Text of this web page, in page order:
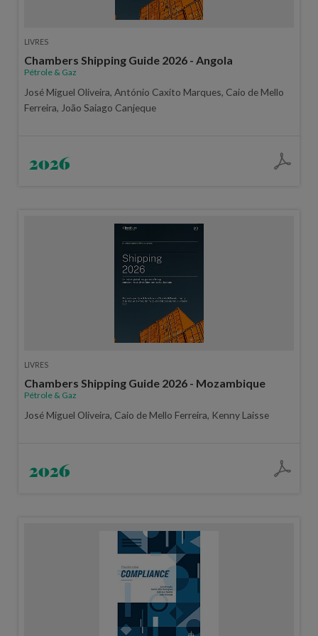
LIVRES
Chambers Shipping Guide 2026 - Angola
Pétrole & Gaz
José Miguel Oliveira, António Caxito Marques, Caio de Mello
Ferreira, João Saiago Canjeque
2026
LIVRES
Chambers Shipping Guide 2026 - Mozambique
Pétrole & Gaz
José Miguel Oliveira, Caio de Mello Ferreira, Kenny Laisse
2026